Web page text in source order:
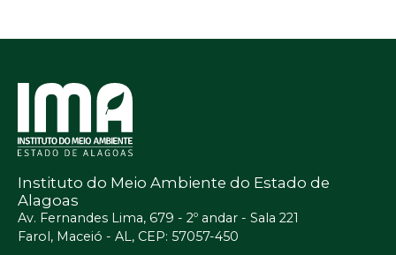
Instituto do Meio Ambiente do Estado de
Alagoas
Av. Fernandes Lima, 679 - 2º andar - Sala 221
Farol, Maceió - AL, CEP: 57057-450